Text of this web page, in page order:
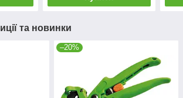
та новинки
–20%